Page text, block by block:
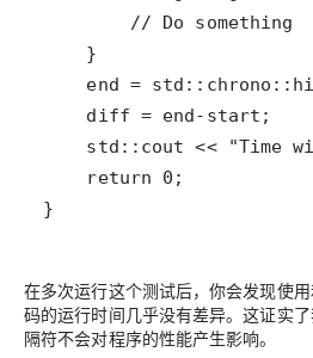
}
在多次运行这个测试后，你会发现使
码的运行时间几乎没有差异。这证实
隔符不会对程序的性能产生影响。